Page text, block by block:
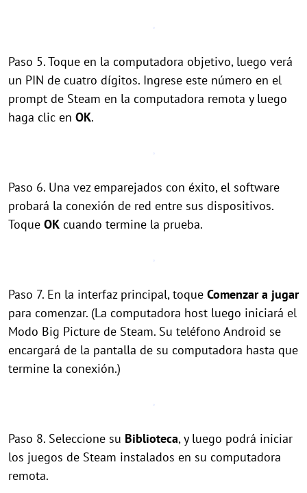
Paso 5. Toque en la computadora objetivo, luego verá
un PIN de cuatro dígitos. Ingrese este número en el
prompt de Steam en la computadora remota y luego
haga clic en OK.
Paso 6. Una vez emparejados con éxito, el software
probará la conexión de red entre sus dispositivos.
Toque OK cuando termine la prueba.
Paso 7. En la interfaz principal, toque Comenzar a jugar
para comenzar. (La computadora host luego iniciará el
Modo Big Picture de Steam. Su teléfono Android se
encargará de la pantalla de su computadora hasta que
termine la conexión.)
Paso 8. Seleccione su Biblioteca, y luego podrá iniciar
los juegos de Steam instalados en su computadora
remota.